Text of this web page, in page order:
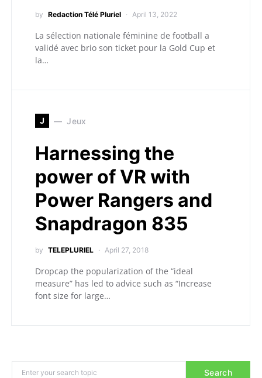
by Redaction Télé Pluriel April 13, 2022
La sélection nationale féminine de football a
validé avec brio son ticket pour la Gold Cup et
la…
J Jeux
Harnessing the
power of VR with
Power Rangers and
Snapdragon 835
by TELEPLURIEL April 27, 2018
Dropcap the popularization of the “ideal
measure” has led to advice such as “Increase
font size for large…
Search